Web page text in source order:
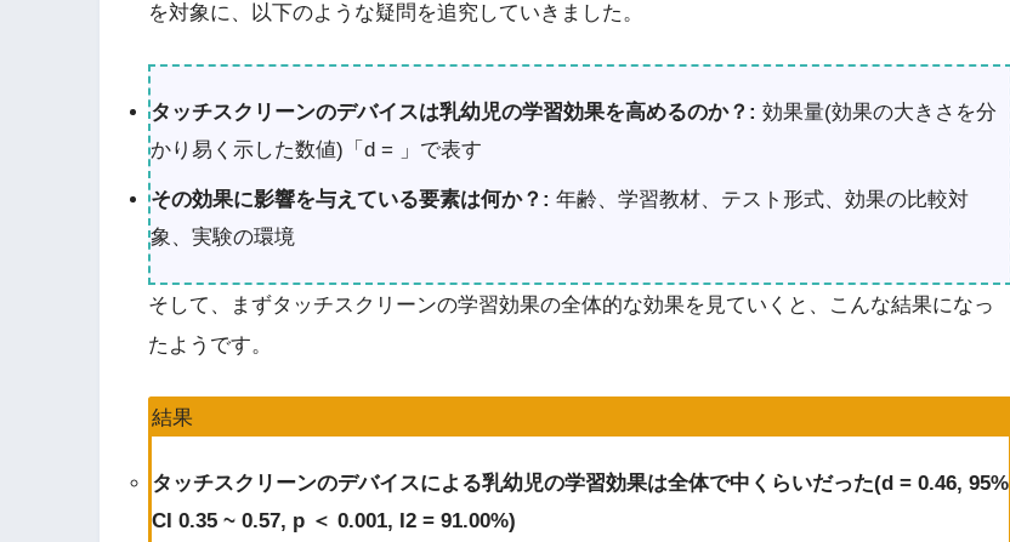
を対象に、以下のような疑問を追究していきました。
タッチスクリーンのデバイスは乳幼児の学習効果を高めるのか？: 効果量(効果の大きさを分
かり易く示した数値)「d = 」で表す
その効果に影響を与えている要素は何か？: 年齢、学習教材、テスト形式、効果の比較対
象、実験の環境
そして、まずタッチスクリーンの学習効果の全体的な効果を見ていくと、こんな結果になっ
たようです。
結果
タッチスクリーンのデバイスによる乳幼児の学習効果は全体で中くらいだった(d = 0.46, 95%
CI 0.35 ~ 0.57, p ＜ 0.001, I2 = 91.00%)